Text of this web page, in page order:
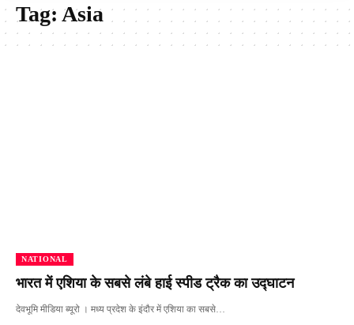
Tag: Asia
NATIONAL
भारत में एशिया के सबसे लंबे हाई स्पीड ट्रैक का उद्घाटन
देवभूमि मीडिया ब्यूरो । मध्य प्रदेश के इंदौर में एशिया का सबसे…